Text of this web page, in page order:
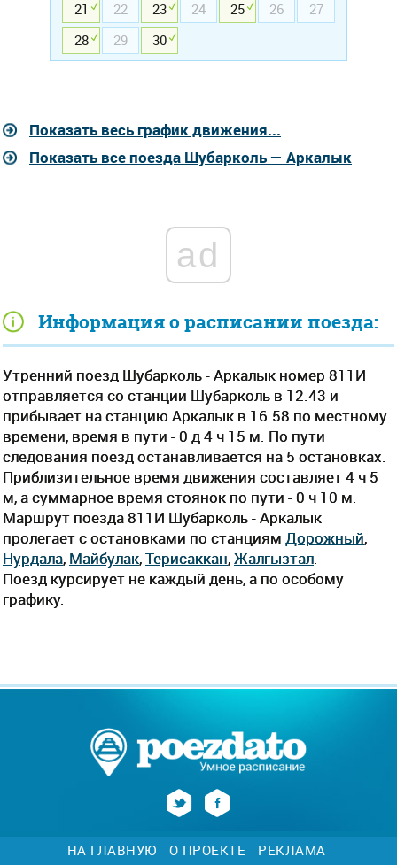
Информация о расписании поезда:
Утренний поезд Шубарколь - Аркалык номер 811И
отправляется со станции Шубарколь в 12.43 и
прибывает на станцию Аркалык в 16.58 по местному
времени, время в пути - 0 д 4 ч 15 м. По пути
следования поезд останавливается на 5 остановках.
Приблизительное время движения составляет 4 ч 5
м, а суммарное время стоянок по пути - 0 ч 10 м.
Маршрут поезда 811И Шубарколь - Аркалык
пролегает c остановками по станциям Дорожный,
Нурдала, Майбулак,Терисаккан,Жалгызтал
Поезд курсирует не каждый день, а по особому
графику.
21
22 23 24 25 26
27
28
29 30
Показать весь график движения...
Показать все поезда Шубарколь — Аркалык
ad
НА ГЛАВНУЮ О ПРОЕКТЕ
РЕКЛАМА